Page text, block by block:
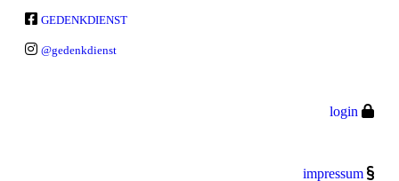
GEDENKDIENST
@gedenkdienst
login
impressum